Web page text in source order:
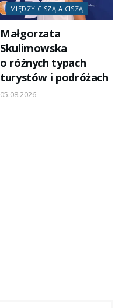
MIĘDZY CISZĄ A CISZĄ
Małgorzata
Skulimowska
o różnych typach
turystów i podróżach
05.08.2026